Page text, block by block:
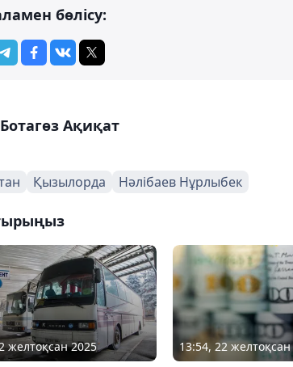
бөлісу:
Ботагөз Ақиқат
Қызылорда Нәлібаев Нұрлыбек
желтоқсан 2025 13:54, 22